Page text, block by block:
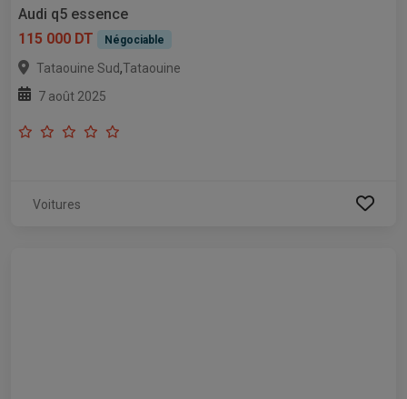
Audi q5 essence
115 000 DT
Négociable
Tataouine Sud,Tataouine
7 août 2025
Voitures